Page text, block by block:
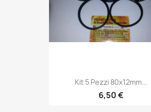
Kit 5 Pezzi 80x12mm...
6,50 €